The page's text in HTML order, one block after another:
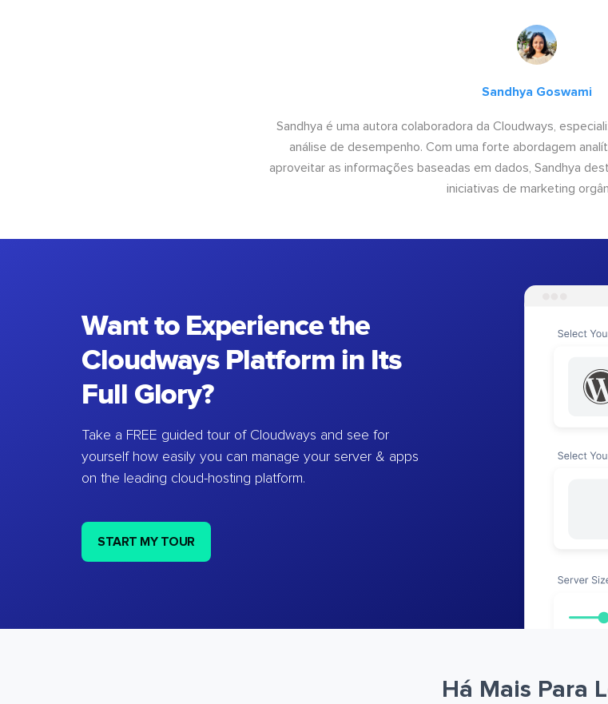
Sandhya Goswami
Sandhya é uma autora colaboradora da Cloudways,
análise de desempenho. Com uma forte abordagem
aproveitar as informações baseadas em dados, Sandhya
iniciativas de marketing
Want to Experience the
Cloudways Platform in Its
Full Glory?
Take a FREE guided tour of Cloudways and see for
yourself how easily you can manage your server & apps
on the leading cloud-hosting platform.
START MY TOUR
Há Mais Para